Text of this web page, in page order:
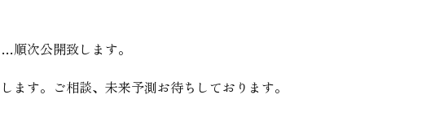
順次公開致します。
ます。ご相談、未来予測お待ちしております。